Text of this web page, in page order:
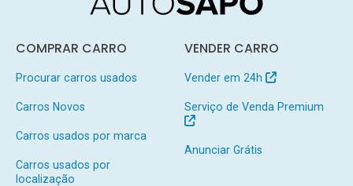
COMPRAR CARRO
Procurar carros usados
Carros Novos
Carros usados por marca
Carros usados por
localização
VENDER CARRO
Vender em 24h
Serviço de Venda Premium
Anunciar Grátis